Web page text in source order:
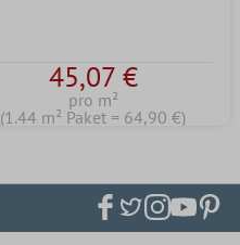
45,07 €
pro m²
(1.44 m² Paket = 64,90 €)